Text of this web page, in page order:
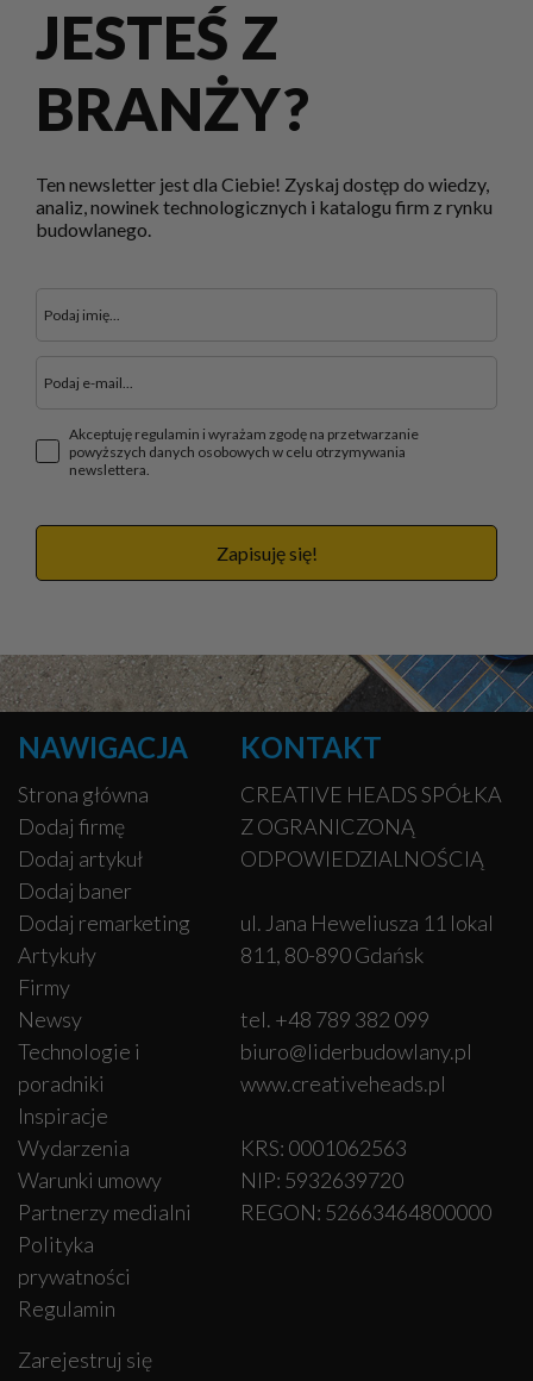
JESTEŚ Z
BRANŻY?
Ten newsletter jest dla Ciebie! Zyskaj dostęp do wiedzy,
analiz, nowinek technologicznych i katalogu firm z rynku
budowlanego.
Akceptuję regulamin i wyrażam zgodę na przetwarzanie
powyższych danych osobowych w celu otrzymywania
newslettera.
Zapisuję się!
NAWIGACJA
Strona główna
Dodaj firmę
Dodaj artykuł
Dodaj baner
Dodaj remarketing
Artykuły
Firmy
Newsy
Technologie i
poradniki
Inspiracje
Wydarzenia
Warunki umowy
Partnerzy medialni
Polityka
prywatności
Regulamin
Zarejestruj się
KONTAKT
CREATIVE HEADS SPÓŁKA
Z OGRANICZONĄ
ODPOWIEDZIALNOŚCIĄ
ul. Jana Heweliusza 11 lokal
811, 80-890 Gdańsk
tel. +48 789 382 099
biuro@liderbudowlany.pl
www.creativeheads.pl
KRS: 0001062563
NIP: 5932639720
REGON: 52663464800000